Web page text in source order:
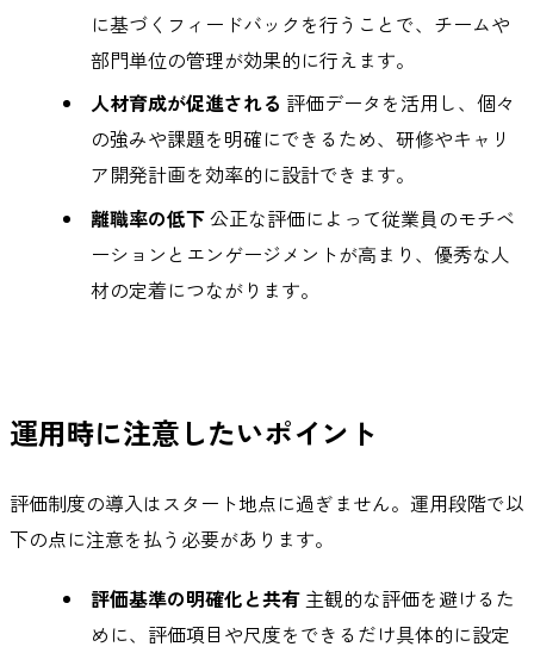
に基づくフィードバックを行うことで、チームや
部門単位の管理が効果的に行えます。
人材育成が促進される 評価データを活用し、個々
の強みや課題を明確にできるため、研修やキャリ
ア開発計画を効率的に設計できます。
離職率の低下公正な評価によって従業員のモチベ
ーションとエンゲージメントが高まり、優秀な人
材の定着につながります。
運用時に注意したいポイント
評価制度の導入はスタート地点に過ぎません。運用段階で以
下の点に注意を払う必要があります。
評価基準の明確化と共有 主観的な評価を避けるた
めに、評価項目や尺度をできるだけ具体的に設定